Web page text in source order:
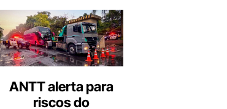
ANTT alerta para
riscos do